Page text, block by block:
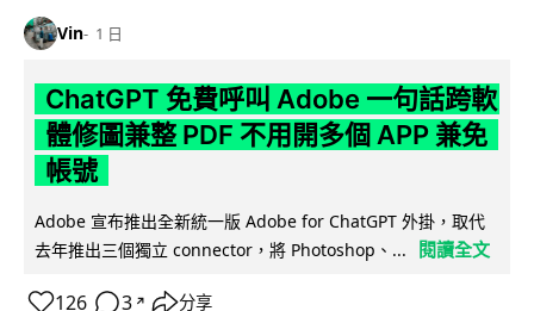
Vin 1 日
ChatGPT 免費呼叫 Adobe 一句話跨軟
體修圖兼整 PDF 不用開多個 APP 兼免
帳號
Adobe 宣布推出全新統一版 Adobe for ChatGPT 外掛，取代
去年推出三個獨立 connector，將 Photoshop、...
閱讀全文
126 3 ↗ 分享